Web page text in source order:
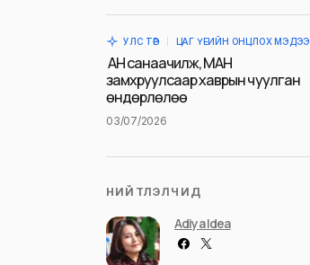
УЛС ТӨР ЦАГ ҮЕИЙН ОНЦЛОХ МЭДЭЭ
АН санаачилж, МАН
замхруулсаар хаврын чуулган
өндөрлөлөө
03/07/2026
НИЙТЛЭЛЧИД
Adiya Idea